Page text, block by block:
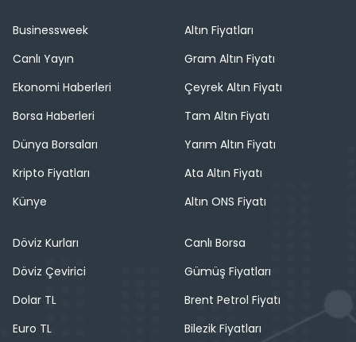
Businessweek
Canlı Yayın
Ekonomi Haberleri
Borsa Haberleri
Dünya Borsaları
Kripto Fiyatları
Künye
Altın Fiyatları
Gram Altın Fiyatı
Çeyrek Altın Fiyatı
Tam Altın Fiyatı
Yarım Altın Fiyatı
Ata Altın Fiyatı
Altın ONS Fiyatı
Döviz Kurları
Döviz Çevirici
Dolar TL
Euro TL
Canlı Borsa
Gümüş Fiyatları
Brent Petrol Fiyatı
Bilezik Fiyatları